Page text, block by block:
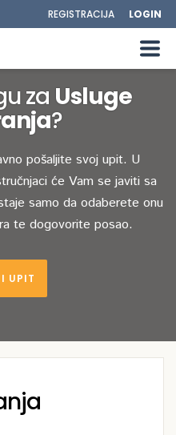
REGISTRACIJA LOGIN
za Usluge
?
pošaljite svoj upit. U
će Vam se javiti sa
samo da odaberete onu
te dogovorite posao.
UPIT